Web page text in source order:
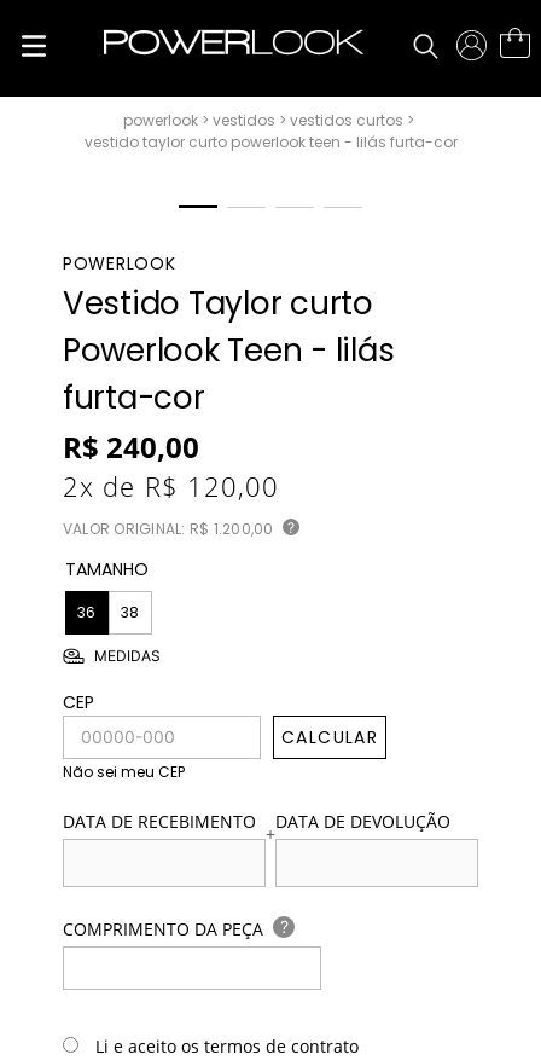
vestidos
vestidos curtos
vestido taylor curto powerlook teen - lilás furta-cor
POWERLOOK
Vestido Taylor curto
Powerlook Teen - lilás
furta-cor
R$ 240,00
2x de R$ 120,00
VALOR ORIGINAL: R$ 1.200,00 ?
TAMANHO
36 38
MEDIDAS
CEP
CALCULAR
Não sei meu CEP
DATA DE RECEBIMENTO +DATA DE DEVOLUÇÃO
COMPRIMENTO DA PEÇA ?
Li e aceito os termos de contrato